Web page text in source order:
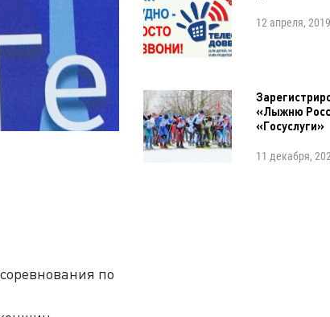
по
12 апреля, 2019
«Лыжню
«Госуслуги»
11 декабря,